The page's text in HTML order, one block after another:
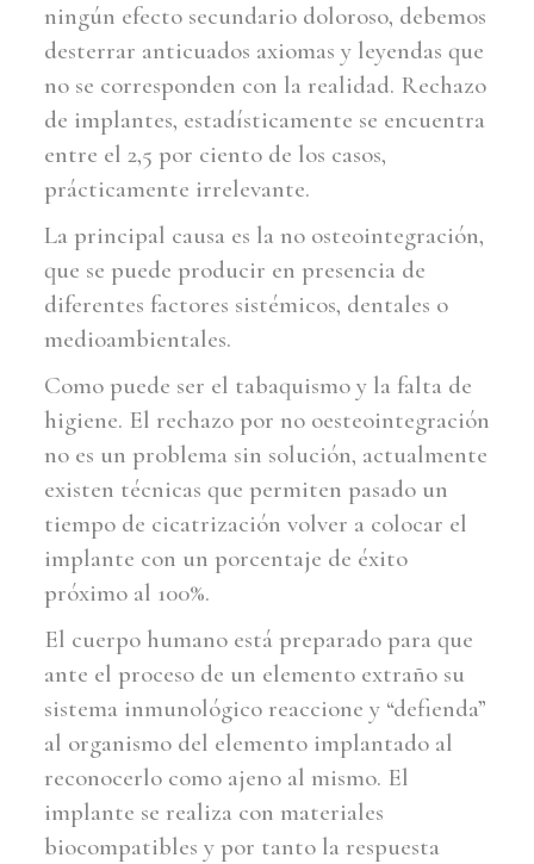
ningún efecto secundario doloroso, debemos
desterrar anticuados axiomas y leyendas que
no se corresponden con la realidad. Rechazo
de implantes, estadísticamente se encuentra
entre el 2,5 por ciento de los casos,
prácticamente irrelevante.
La principal causa es la no osteointegración,
que se puede producir en presencia de
diferentes factores sistémicos, dentales o
medioambientales.
Como puede ser el tabaquismo y la falta de
higiene. El rechazo por no oesteointegración
no es un problema sin solución, actualmente
existen técnicas que permiten pasado un
tiempo de cicatrización volver a colocar el
implante con un porcentaje de éxito
próximo al 100%.
El cuerpo humano está preparado para que
ante el proceso de un elemento extraño su
sistema inmunológico reaccione y “defienda”
al organismo del elemento implantado al
reconocerlo como ajeno al mismo. El
implante se realiza con materiales
biocompatibles y por tanto la respuesta